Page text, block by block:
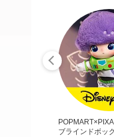
ブラインドボッ